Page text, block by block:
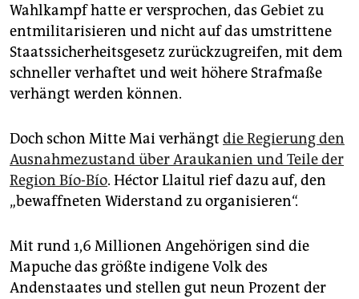
Wahlkampf hatte er versprochen, das Gebiet zu
entmilitarisieren und nicht auf das umstrittene
Staatssicherheitsgesetz zurückzugreifen, mit dem
schneller verhaftet und weit höhere Strafmaße
verhängt werden können.
Doch schon Mitte Mai verhängt die Regierung den
Ausnahmezustand über Araukanien und Teile der
Region Bío-Bío. Héctor Llaitul rief dazu auf, den
„bewaffneten Widerstand zu organisieren“.
Mit rund 1,6 Millionen Angehörigen sind die
Mapuche das größte indigene Volk des
Andenstaates und stellen gut neun Prozent der